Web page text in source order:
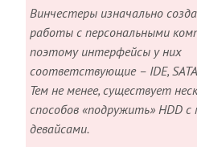
Винчестеры изначально
работы с персональными
поэтому интерфейсы у них
соответствующие – IDE,
Тем не менее, существует
способов «подружить» HDD
девайсами.